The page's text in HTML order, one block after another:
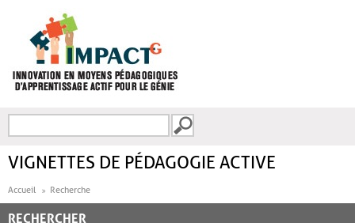
FORMULAIRE DE
VIGNETTES DE PÉDAGOGIE ACTIVE
Accueil Recherche
RECHERCHER